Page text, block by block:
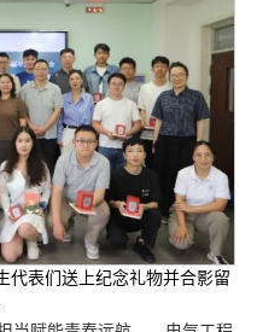
代表们送上纪念礼物并合影留